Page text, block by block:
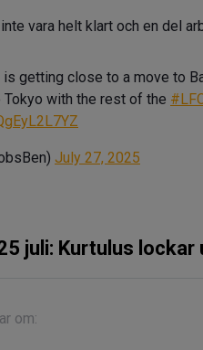
vara helt klart och en del
getting close to a move to
Tokyo with the rest of the
July 27, 2025